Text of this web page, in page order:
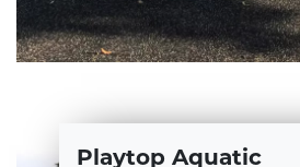
Playtop Aquatic